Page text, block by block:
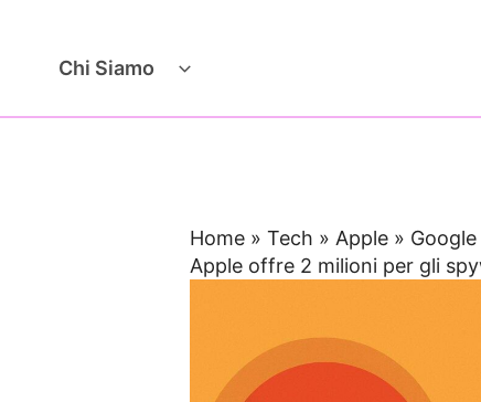
Chi Siamo
Home »Tech » Apple »
Apple offre 2 milioni per gli